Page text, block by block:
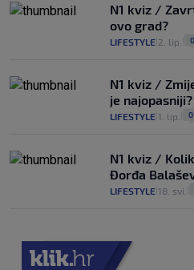
N1 kviz /
ovo grad?
LIFESTYLE 2. lip. 0
N1 kviz /
je najopasniji?
LIFESTYLE 1. lip. 0
N1 kviz /
Đorđa
LIFESTYLE 18. svi.